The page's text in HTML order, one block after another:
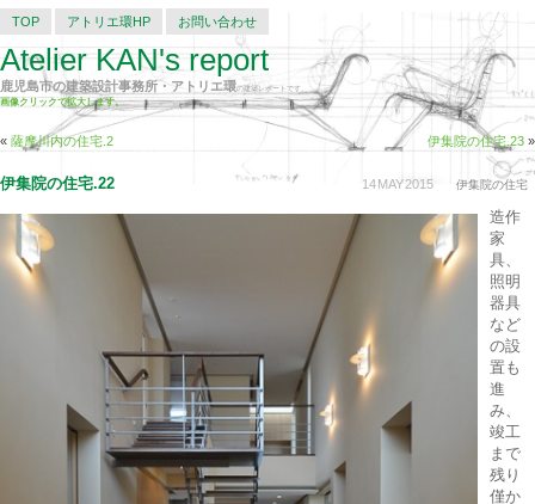
TOP アトリエ環HP お問い合わせ
Atelier KAN's report
鹿児島市の建築設計事務所・アトリエ環の建築レポートです。
画像クリックで拡大します。
« 薩摩川内の住宅.2 伊集院の住宅.23 »
14MAY2015 伊集院の住宅
伊集院の住宅.22
造作
家
具、
照明
器具
など
の設
置も
進
み、
竣工
まで
残り
僅か